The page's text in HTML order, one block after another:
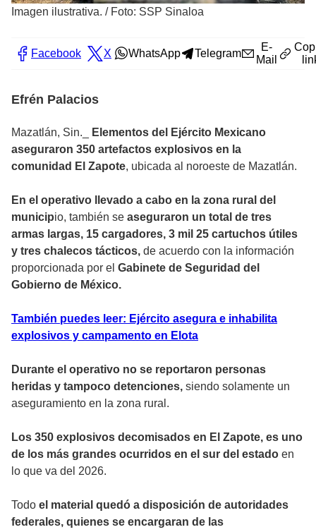
Imagen ilustrativa. / Foto: SSP Sinaloa
Facebook X WhatsApp Telegram
E-
Mail
Efrén Palacios
Mazatlán, Sin._
Elementos del Ejército Mexicano
aseguraron 350 artefactos explosivos en la
comunidad El Zapote, ubicada al noroeste de Mazatlán.
En el operativo llevado a cabo en la zona rural del
municipio, también se aseguraron un total de tres
armas largas, 15 cargadores, 3 mil 25 cartuchos útiles
y tres chalecos tácticos, de acuerdo con la información
proporcionada por el Gabinete de Seguridad del
Gobierno de México.
También puedes leer: Ejército asegura e inhabilita
explosivos y campamento en Elota
Durante el operativo no se reportaron personas
heridas y tampoco detenciones, siendo solamente un
aseguramiento en la zona rural.
Los 350 explosivos decomisados en El Zapote, es uno
de los más grandes ocurridos en el sur del estado en
lo que va del 2026.
Todo el material quedó a disposición de autoridades
federales, quienes se encargaran de las